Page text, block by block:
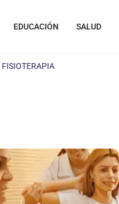
EDUCACIÓN SALUD
FISIOTERAPIA